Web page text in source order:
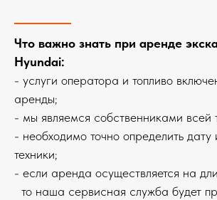
Что важно знать при аренде
Hyundai:
- услуги оператора и топливо
аренды;
- мы являемся собственниками всей
- необходимо точно определить дату
техники;
- если аренда осуществляется на
то наша сервисная служба будет